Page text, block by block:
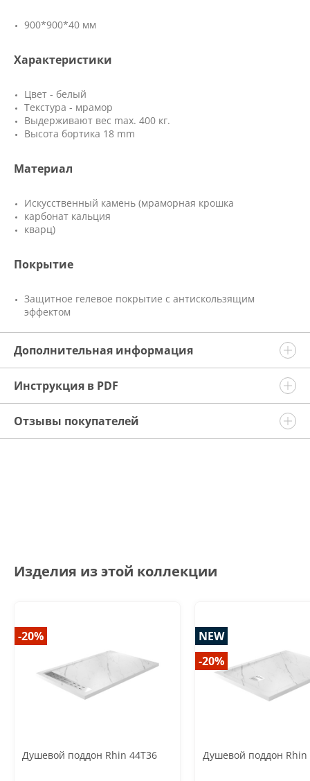
900*900*40 мм
Характеристики
Цвет - белый
Текстура - мрамор
Выдерживают вес max. 400 кг.
Высота бортика 18 mm
Материал
Искусственный камень (мраморная крошка
карбонат кальция
кварц)
Покрытие
Защитное гелевое покрытие с антискользящим
эффектом
Дополнительная информация
Инструкция в PDF
Отзывы покупателей
Изделия из этой коллекции
-20%
Душевой поддон Rhin 44T36
NEW
-20%
Душевой поддон Rhin